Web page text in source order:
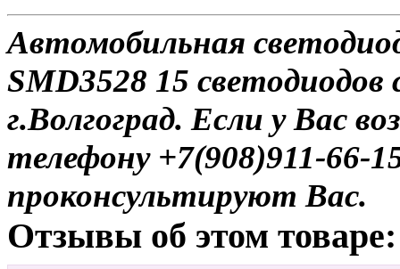
Автомобильная
SMD3528 15
г.Волгоград. Если у Вас
телефону +7(908)911-
проконсультируют Вас.
Отзывы об этом товаре: